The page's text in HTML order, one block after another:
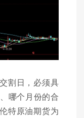
割日，必须具
哪个月份的合
特原油期货为